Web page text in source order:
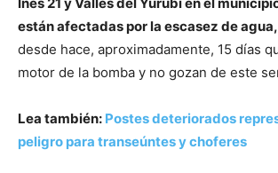
Inés 21 y Valles del Yurubí en el
están afectadas por la escasez de agua,
desde hace, aproximadamente, 15 días
motor de la bomba y no gozan de este
Lea también: Postes deteriorados
peligro para transeúntes y choferes